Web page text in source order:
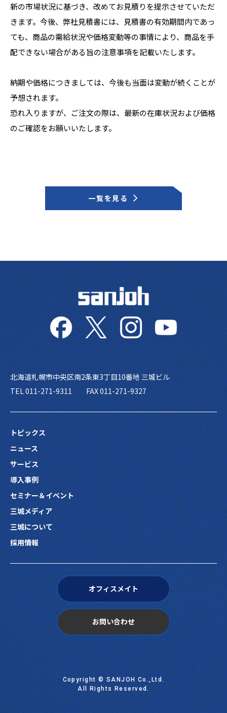
新の市場状況に基づき、改めてお見積りを提示させていただ
きます。今後、弊社見積書には、見積書の有効期間内であっ
ても、商品の需給状況や価格変動等の事情により、商品を手
配できない場合がある旨の注意事項を記載いたします。
納期や価格につきましては、今後も当面は変動が続くことが
予想されます。
恐れ入りますが、ご注文の際は、最新の在庫状況および価格
のご確認をお願いいたします。
一覧を見る
北海道札幌市中央区南2条東3丁目10番地 三城ビル
TEL 011-271-9311
FAX 011-271-9327
トピックス
ニュース
サービス
導入事例
セミナー＆イベント
三城メディア
三城について
採用情報
オフィスメイト
お問い合わせ
Copyright © SANJOH Co.,Ltd.
All Rights Reserved.